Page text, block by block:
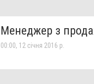
Менеджер з
00:00, 12 січня 2016 р.